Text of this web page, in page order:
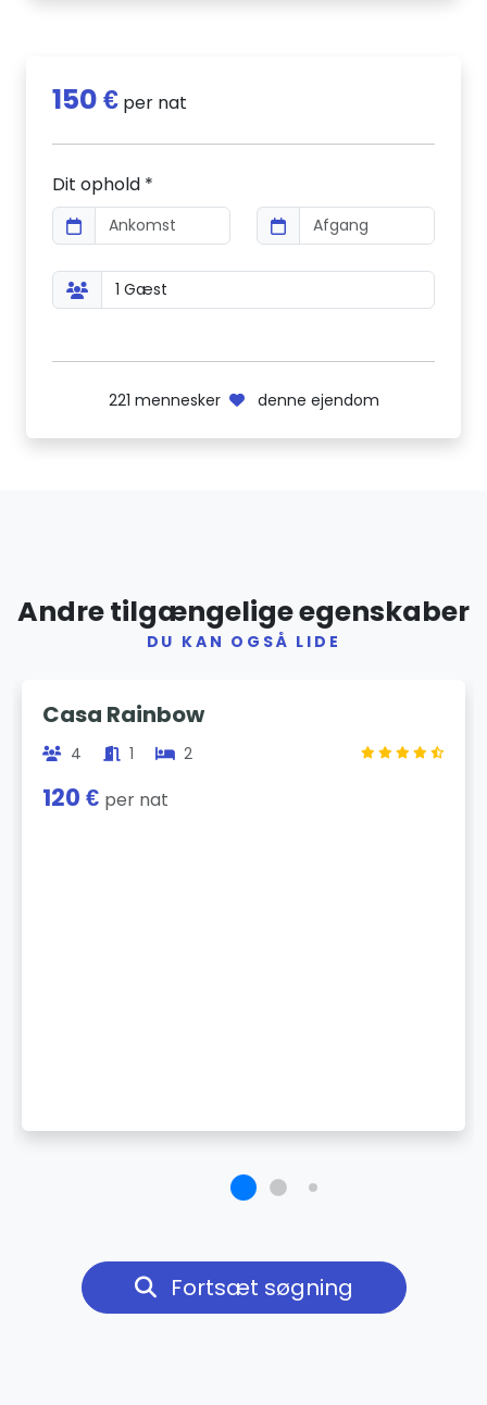
150 € per nat
Dit ophold *
221 mennesker denne ejendom
Andre tilgængelige egenskaber
DU KAN OGSÅ LIDE
Casa Rainbow
4 1 2
120 € per nat
Fortsæt søgning